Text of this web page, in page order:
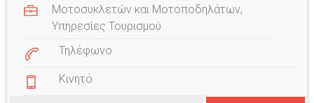
Μοτοσυκλετών και Μοτοποδηλάτων,
Υπηρεσίες Τουρισμού
Τηλέφωνο
Κινητό